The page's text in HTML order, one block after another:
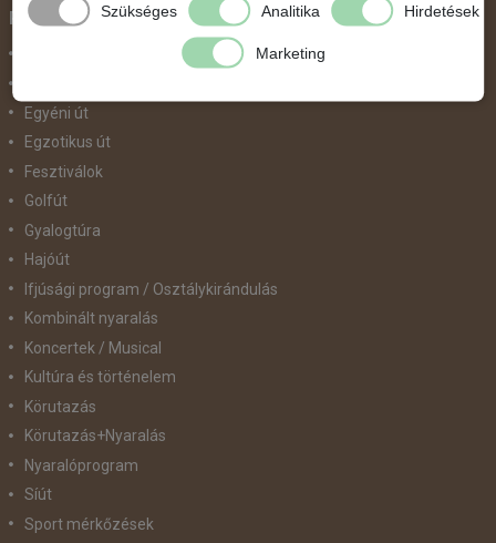
Programtípus
Egyéni út
Egzotikus út
Fesztiválok
Golfút
Gyalogtúra
Hajóút
Ifjúsági program / Osztálykirándulás
Kombinált nyaralás
Koncertek / Musical
Kultúra és történelem
Körutazás
Körutazás+Nyaralás
Nyaralóprogram
Síút
Sport mérkőzések
Szükséges Analitika Hirdetések
Marketing